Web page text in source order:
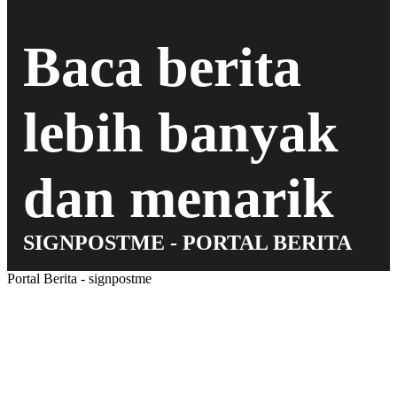
Baca berita
lebih banyak
dan menarik
SIGNPOSTME - PORTAL BERITA
Portal Berita - signpostme